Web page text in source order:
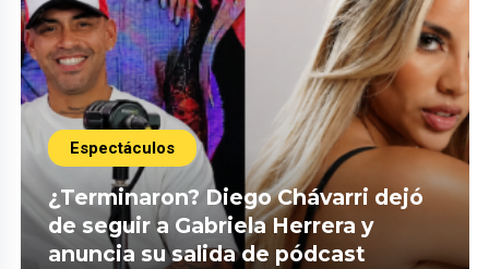
Espectáculos
¿Terminaron? Diego Chávarri dejó
de seguir a Gabriela Herrera y
anuncia su salida de pódcast